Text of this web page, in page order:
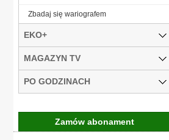
Zbadaj się wariografem
EKO+
MAGAZYN TV
PO GODZINACH
Zamów abonament